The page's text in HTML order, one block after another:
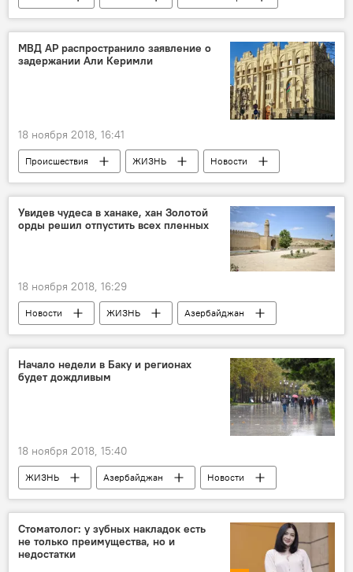
РАДИО
МУЛЬТИМЕДИА
МВД АР распространило заявление о
задержании Али Керимли
18 ноября 2018, 16:41
Происшествия ЖИЗНЬ
Новости
Азербайджан
Увидев чудеса в ханаке, хан Золотой
орды решил отпустить всех пленных
18 ноября 2018, 16:29
Новости ЖИЗНЬ Азербайджан
Начало недели в Баку и регионах
будет дождливым
18 ноября 2018, 15:40
ЖИЗНЬ Азербайджан Новости
Стоматолог: у зубных накладок есть
не только преимущества, но и
недостатки